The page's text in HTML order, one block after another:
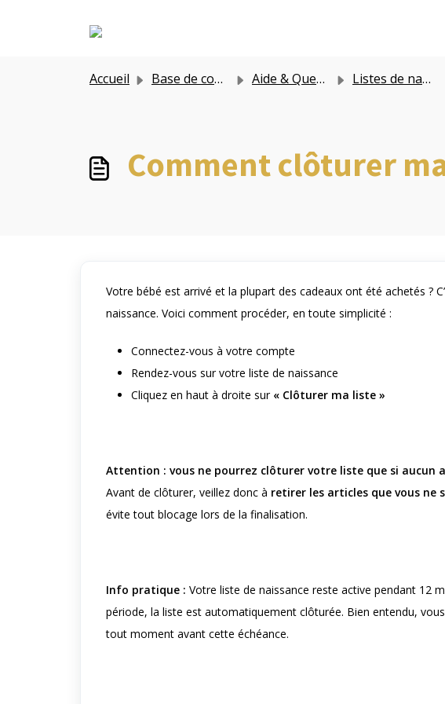
Accueil Base de connaissances Aide & Questions Listes de naissance
Comment clôturer
Votre bébé est arrivé et la plupart des cadeaux ont été achetés ?
naissance. Voici comment procéder, en toute simplicité :
Connectez-vous à votre compte
Rendez-vous sur votre liste de naissance
Cliquez en haut à droite sur « Clôturer ma liste »
Attention : vous ne pourrez clôturer votre liste que si aucun
Avant de clôturer, veillez donc à retirer les articles que vous ne
évite tout blocage lors de la finalisation.
Info pratique : Votre liste de naissance reste active pendant 12
période, la liste est automatiquement clôturée. Bien entendu,
tout moment avant cette échéance.